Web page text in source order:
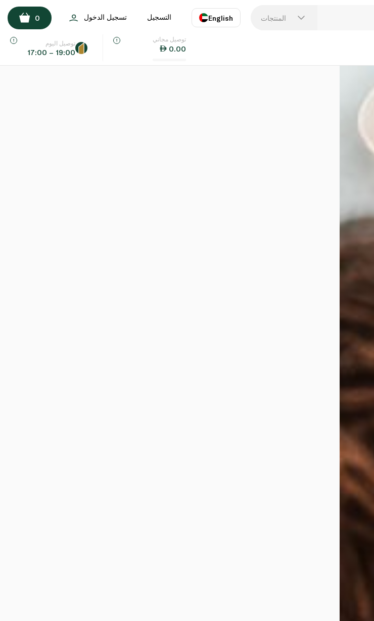
المنتجات English
اللغة
التسجيل تسجيل الدخول 0
توصيل مجاني
0.00
توصيل اليوم
17:00 – 19:00